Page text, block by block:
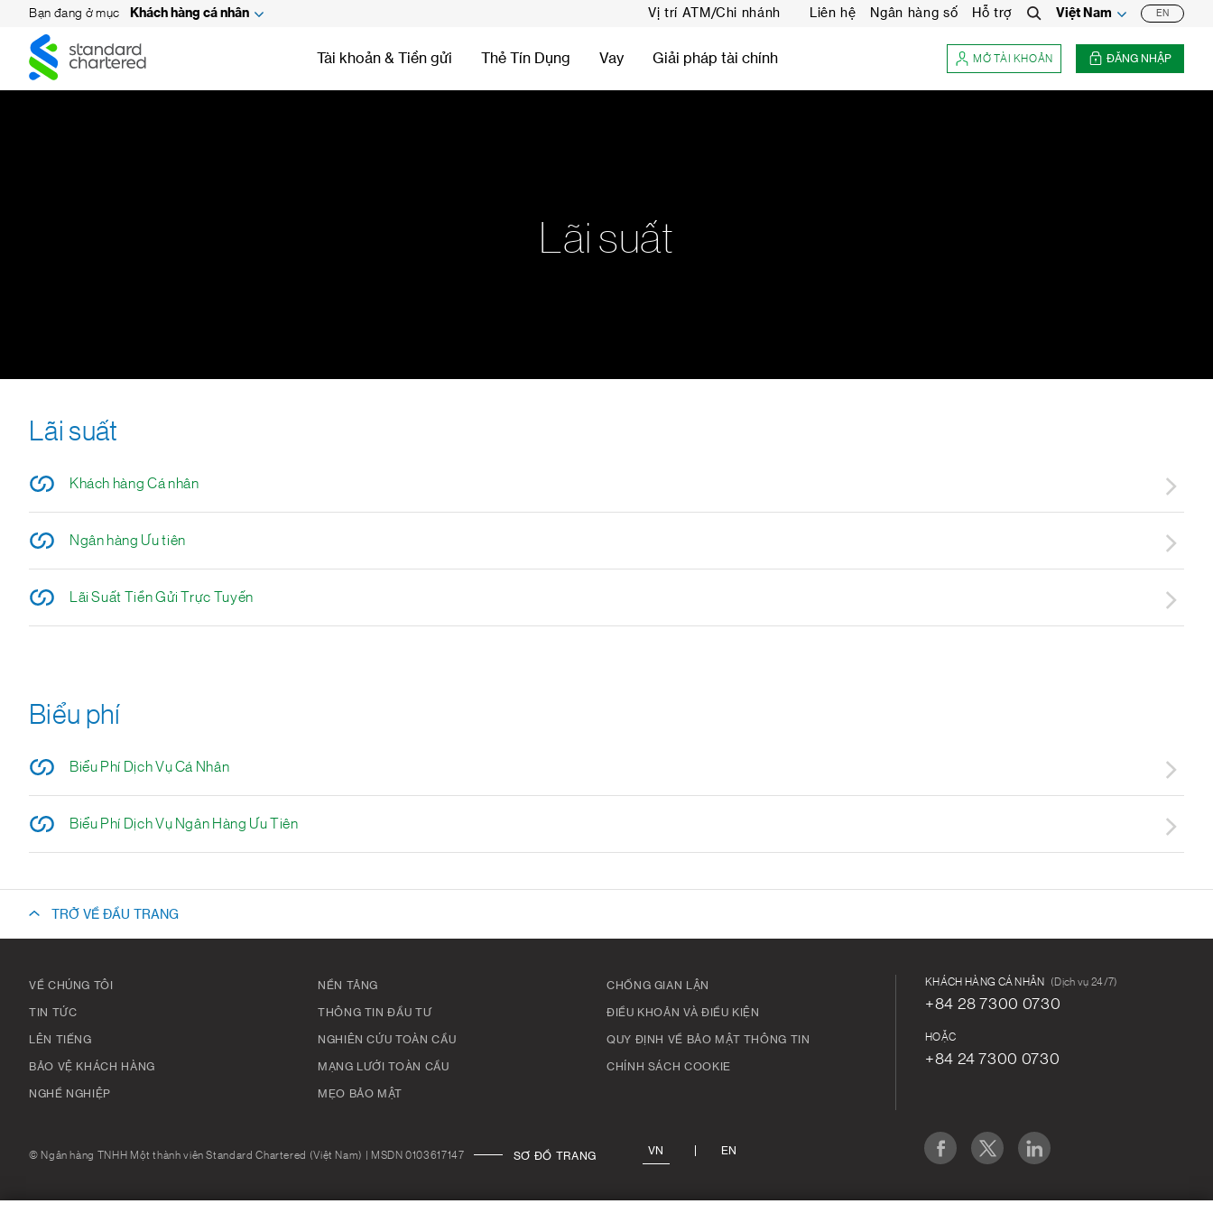
Bạn đang ở mục Khách hàng cá nhân Vị trí ATM/Chi nhánh Liên hệ Ngân hàng số Hỗ trợ
Tìm
Việt Nam EN
Standard
Chartered
Standard
Chartered
Tài khoản & Tiền gửi Thẻ Tín Dụng Vay Giải pháp tài chính MỞ TÀI KHOẢN ĐĂNG NHẬP
Lãi suất
Lãi suất
Khách hàng Cá nhân
Ngân hàng Ưu tiên
Lãi Suất Tiền Gửi Trực Tuyến
Biểu phí
Biểu Phí Dịch Vụ Cá Nhân
Biểu Phí Dịch Vụ Ngân Hàng Ưu Tiên
TRỞ VỀ ĐẦU TRANG
VỀ CHÚNG TÔI
TIN TỨC
LÊN TIẾNG
BẢO VỆ KHÁCH HÀNG
NGHỀ NGHIỆP
NỀN TẢNG
THÔNG TIN ĐẦU TƯ
NGHIÊN CỨU TOÀN CẦU
MẠNG LƯỚI TOÀN CẦU
MẸO BẢO MẬT
CHỐNG GIAN LẬN
ĐIỀU KHOẢN VÀ ĐIỀU KIỆN
QUY ĐỊNH VỀ BẢO MẬT THÔNG TIN
CHÍNH SÁCH COOKIE
VN EN
KHÁCH HÀNG CÁ NHÂN (Dịch vụ 24/7)
+84 28 7300 0730
HOẶC
+84 24 7300 0730
© Ngân hàng TNHH Một thành viên Standard Chartered (Việt Nam) | MSDN 0103617147 SƠ ĐỒ TRANG